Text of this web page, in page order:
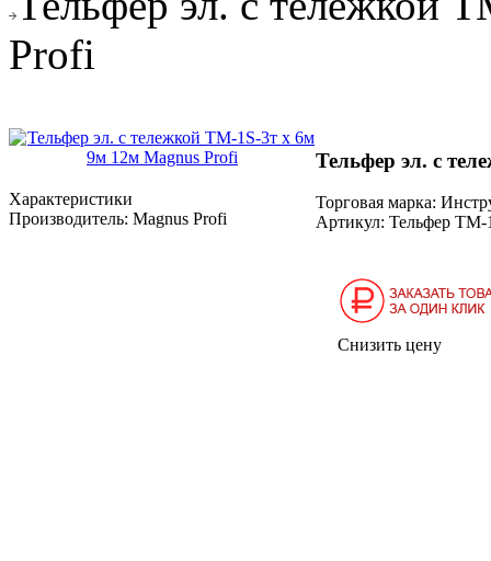
Profi
Характеристики
Производитель: Magnus Profi
Тельфер эл. с
Торговая марка:
Артикул: Тельфер ТМ-
Снизить цену